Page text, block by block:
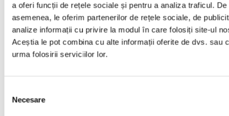
a oferi funcții de rețele sociale și pentru a analiza traficul. De
asemenea, le oferim partenerilor de rețele sociale, de
analize informații cu privire la modul în care folosiți site-ul
Aceștia le pot combina cu alte informații oferite de dvs. sau
urma folosirii serviciilor lor.
consimțământului
Necesare